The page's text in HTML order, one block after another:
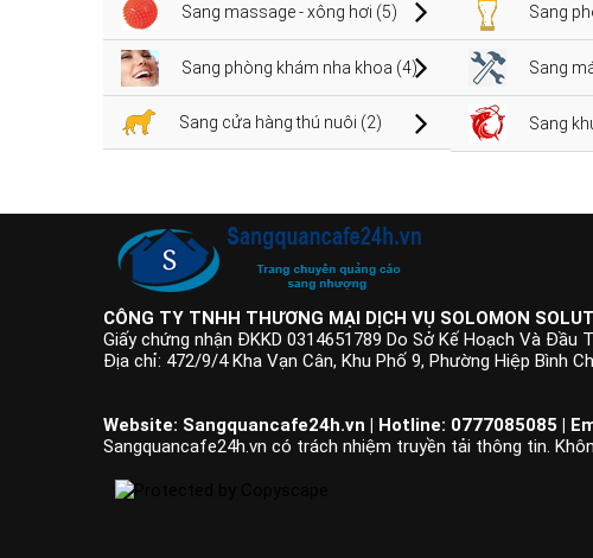
Sang massage - xông hơi (5) Sang
Sang phòng khám nha khoa (4) Sang
Sang cửa hàng thú nuôi (2) Sang
CÔNG TY TNHH THƯƠNG MẠI DỊCH VỤ SOLOMON
Giấy chứng nhận ĐKKD 0314651789 Do Sở Kế Hoạch Và Đầu
Địa chỉ: 472/9/4 Kha Vạn Cân, Khu Phố 9, Phường Hiệp Bình
Website: Sangquancafe24h.vn | Hotline: 0777085085 |
Sangquancafe24h.vn có trách nhiệm truyền tải thông tin.